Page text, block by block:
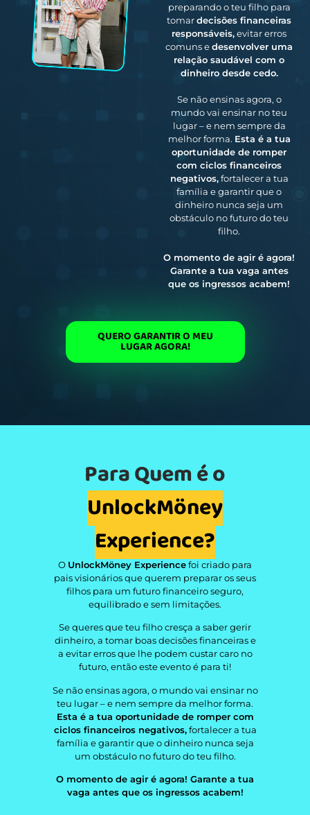
preparando o teu filho para
tomardecisões financeiras
responsáveis,evitar erros
comuns edesenvolver uma
relação saudável com o
dinheiro desde cedo.
Se não ensinas agora, o
mundo vai ensinar no teu
lugar – e nem sempre da
melhor forma. Esta é a tua
oportunidade de romper
com ciclos financeiros
negativos,fortalecer a tua
família e garantir que o
dinheiro nunca seja um
obstáculo no futuro do teu
filho.
O momento de agir é agora!
Garante a tua vaga antes
que os ingressos acabem!
QUERO GARANTIR O MEU
LUGAR AGORA!
Para Quem é o
UnlockMöney
Experience?
O UnlockMöney Experiencefoi criado para
pais visionários que querem preparar os seus
filhos para um futuro financeiro seguro,
equilibrado e sem limitações.
Se queres que teu filho cresça a saber gerir
dinheiro, a tomar boas decisões financeiras e
a evitar erros que lhe podem custar caro no
futuro, então este evento é para ti!
Se não ensinas agora, o mundo vai ensinar no
teu lugar – e nem sempre da melhor forma.
Esta é a tua oportunidade de romper com
ciclos financeiros negativos,fortalecer a tua
família e garantir que o dinheiro nunca seja
um obstáculo no futuro do teu filho.
O momento de agir é agora! Garante a tua
vaga antes que os ingressos acabem!